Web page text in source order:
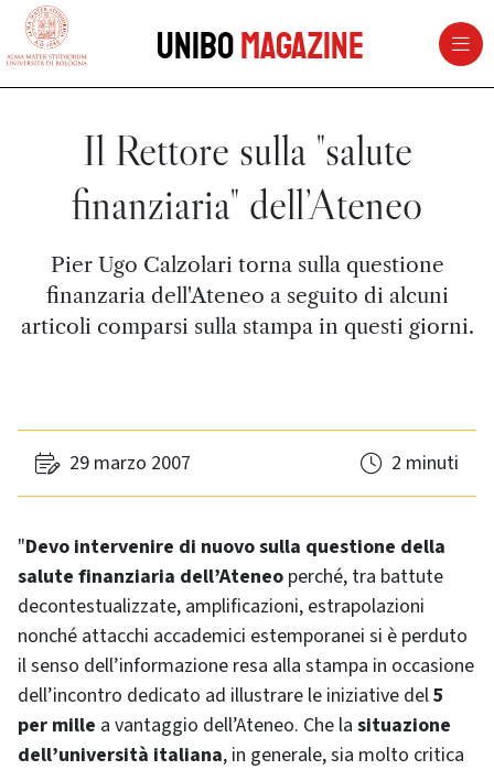
vai al contenuto della pagina
UniboMagazine
Il Rettore sulla "salute
finanziaria" dell’Ateneo
Pier Ugo Calzolari torna sulla questione
finanzaria dell'Ateneo a seguito di alcuni
articoli comparsi sulla stampa in questi giorni.
29 marzo 2007 2 minuti
"Devo intervenire di nuovo sulla questione della
salute finanziaria dell’Ateneo perché, tra battute
decontestualizzate, amplificazioni, estrapolazioni
nonché attacchi accademici estemporanei si è perduto
il senso dell’informazione resa alla stampa in occasione
dell’incontro dedicato ad illustrare le iniziative del5
per mille a vantaggio dell’Ateneo. Che la situazione
dell’università italiana, in generale, sia molto critica